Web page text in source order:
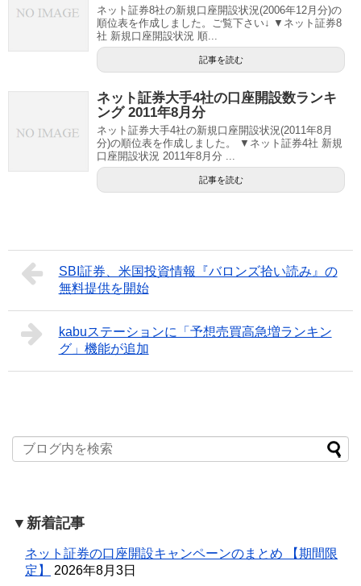
ネット証券8社の新規口座開設状況(2006年12月分)の
順位表を作成しました。ご覧下さい↓ ▼ネット証券8
社 新規口座開設状況 順...
記事を読む
ネット証券大手4社の口座開設数ランキ
ング 2011年8月分
ネット証券大手4社の新規口座開設状況(2011年8月
分)の順位表を作成しました。 ▼ネット証券4社 新規
口座開設状況 2011年8月分 ...
記事を読む
SBI証券、米国投資情報『バロンズ拾い読み』の
無料提供を開始
kabuステーションに「予想売買高急増ランキン
グ」機能が追加
▼新着記事
ネット証券の口座開設キャンペーンのまとめ 【期間限
定】
2026年8月3日